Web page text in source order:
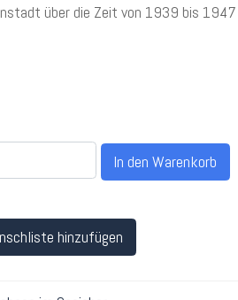
über die Zeit von 1939 bis 1947
hinzufügen